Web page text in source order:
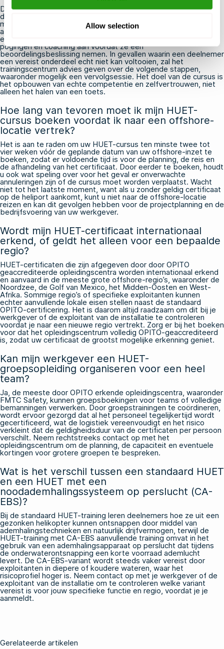
Allow selection
De instructeurs hebben ruime ervaring met het begeleiden van
deelnemers bij de moeilijkere onderdelen van de cursus, en de
meeste mensen voltooien alle oefeningen met succes dankzij
aanmoediging en begeleide oefening. Als je moeite hebt met
een specifieke oefening, bieden instructeurs doorgaans extra
pogingen en coaching aan voordat ze een
beoordelingsbeslissing nemen. In gevallen waarin een deelnemer
een vereist onderdeel echt niet kan voltooien, zal het
trainingscentrum advies geven over de volgende stappen,
waaronder mogelijk een vervolgsessie. Het doel van de cursus is
het opbouwen van echte competentie en zelfvertrouwen, niet
alleen het halen van een toets.
Hoe lang van tevoren moet ik mijn HUET-
cursus boeken voordat ik naar een offshore-
locatie vertrek?
Het is aan te raden om uw HUET-cursus ten minste twee tot
vier weken vóór de geplande datum van uw offshore-inzet te
boeken, zodat er voldoende tijd is voor de planning, de reis en
de afhandeling van het certificaat. Door eerder te boeken, houdt
u ook wat speling over voor het geval er onverwachte
annuleringen zijn of de cursus moet worden verplaatst. Wacht
niet tot het laatste moment, want als u zonder geldig certificaat
op de heliport aankomt, kunt u niet naar de offshore-locatie
reizen en kan dit gevolgen hebben voor de projectplanning en de
bedrijfsvoering van uw werkgever.
Wordt mijn HUET-certificaat internationaal
erkend, of geldt het alleen voor een bepaalde
regio?
HUET-certificaten die zijn afgegeven door door OPITO
geaccrediteerde opleidingscentra worden internationaal erkend
en aanvaard in de meeste grote offshore-regio’s, waaronder de
Noordzee, de Golf van Mexico, het Midden-Oosten en West-
Afrika. Sommige regio’s of specifieke exploitanten kunnen
echter aanvullende lokale eisen stellen naast de standaard
OPITO-certificering. Het is daarom altijd raadzaam om dit bij je
werkgever of de exploitant van de installatie te controleren
voordat je naar een nieuwe regio vertrekt. Zorg er bij het boeken
voor dat het opleidingscentrum volledig OPITO-geaccrediteerd
is, zodat uw certificaat de grootst mogelijke erkenning geniet.
Kan mijn werkgever een HUET-
groepsopleiding organiseren voor een heel
team?
Ja, de meeste door OPITO erkende opleidingscentra, waaronder
FMTC Safety, kunnen groepsboekingen voor teams of volledige
bemanningen verwerken. Door groepstrainingen te coördineren,
wordt ervoor gezorgd dat al het personeel tegelijkertijd wordt
gecertificeerd, wat de logistiek vereenvoudigt en het risico
verkleint dat de geldigheidsduur van de certificaten per persoon
verschilt. Neem rechtstreeks contact op met het
opleidingscentrum om de planning, de capaciteit en eventuele
kortingen voor grotere groepen te bespreken.
Wat is het verschil tussen een standaard HUET
en een HUET met een
noodademhalingssysteem op perslucht (CA-
EBS)?
Bij de standaard HUET-training leren deelnemers hoe ze uit een
gezonken helikopter kunnen ontsnappen door middel van
ademhalingstechnieken en natuurlijk drijfvermogen, terwijl de
HUET-training met CA-EBS aanvullende training omvat in het
gebruik van een ademhalingsapparaat op perslucht dat tijdens
de onderwaterontsnapping een korte voorraad ademlucht
levert. De CA-EBS-variant wordt steeds vaker vereist door
exploitanten in diepere of koudere wateren, waar het
risicoprofiel hoger is. Neem contact op met je werkgever of de
exploitant van de installatie om te controleren welke variant
vereist is voor jouw specifieke functie en regio, voordat je je
aanmeldt.
Gerelateerde artikelen